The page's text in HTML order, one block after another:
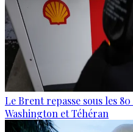
Le Brent repasse sous les
Washington et Téhéran